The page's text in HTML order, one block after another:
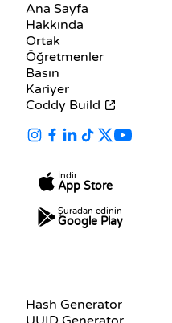
Ana Sayfa
Hakkında
Ortak
Öğretmenler
Basın
Kariyer
Coddy Build
İndir
App Store
Şuradan edinin
Google Play
Hash Generator